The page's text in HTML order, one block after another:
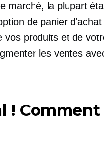
marché, la plupart
de panier
vos produits et de
les ventes
! Comment